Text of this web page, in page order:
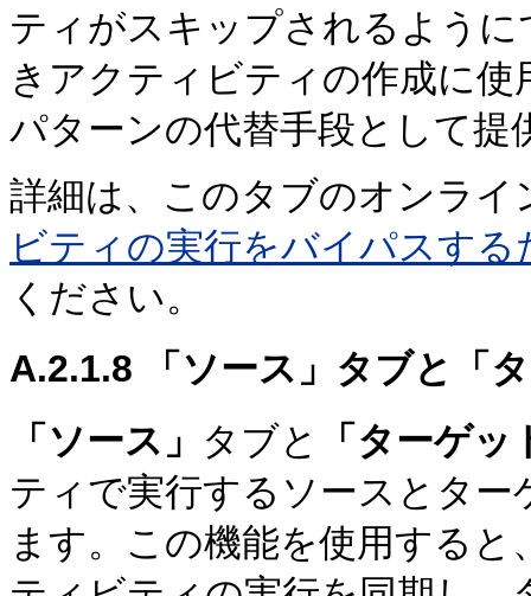
ティがスキップされるよう
きアクティビティの作成に
パターンの代替手段として提
詳細は、このタブのオンライ
ビティの実行をバイパスす
ください。
A.2.1.8 「ソース」タブと「
「ソース」 タブと
「ターゲッ
ティで実行するソースとタ
ます。この機能を使用する